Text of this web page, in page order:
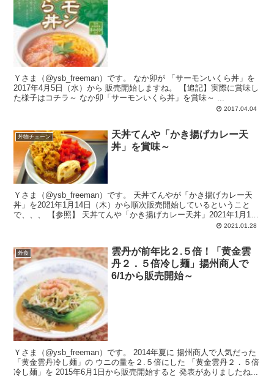
Ｙさま（@ysb_freeman）です。 なか卯が 「サーモンいくら丼」を
2017年4月5日（水）から 販売開始しますね。 【追記】実際に賞味し
た様子はコチラ～ なか卯「サーモンいくら丼」を賞味～ ...
2017.04.04
丼物チェーン
天丼てんや「かき揚げカレー天
丼」を賞味～
Ｙさま（@ysb_freeman）です。 天丼てんやが「かき揚げカレー天
丼」を2021年1月14日（木）から順次販売開始しているということ
で、、、 【参照】 天丼てんや「かき揚げカレー天丼」2021年1月14
2021.01.28
外食
雲丹が前年比２.５倍！「黄金雲
丹２．５倍冷し麺」揚州商人で
6/1から販売開始～
Ｙさま（@ysb_freeman）です。 2014年夏に 揚州商人で人気だった
「黄金雲丹冷し麺」の ウニの量を２.５倍にした 「黄金雲丹２．５倍
冷し麺」を 2015年6月1日から販売開始すると 発表がありましたね...